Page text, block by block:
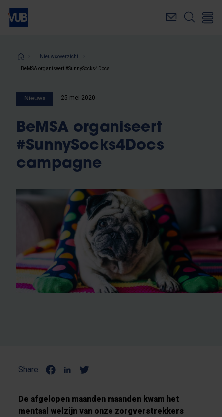
Overslaan
naar
inhoudKruimelpad
Nieuwsoverzicht
Nieuws 25 mei 2020
BeMSA organiseert
#SunnySocks4Docs
campagne
Share:
De afgelopen maanden maanden kwam het
mentaal welzijn van onze zorgverstrekkers